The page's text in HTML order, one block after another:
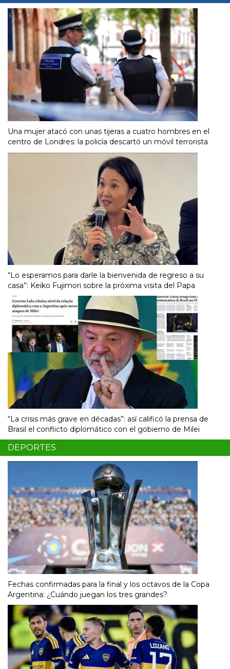
Una mujer atacó con unas tijeras a cuatro hombres en el
centro de Londres: la policía descartó un móvil terrorista
“Lo esperamos para darle la bienvenida de regreso a su
casa”: Keiko Fujimori sobre la próxima visita del Papa
“La crisis más grave en décadas”: así calificó la prensa de
Brasil el conflicto diplomático con el gobierno de Milei
DEPORTES
Fechas confirmadas para la final y los octavos de la Copa
Argentina: ¿Cuándo juegan los tres grandes?